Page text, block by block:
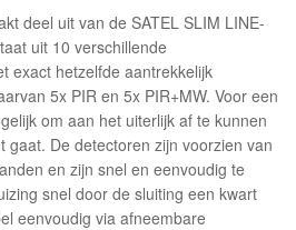
deel uit van de SATEL SLIM LINE-
uit 10 verschillende
exact hetzelfde aantrekkelijk
5x PIR en 5x PIR+MW. Voor een
om aan het uiterlijk af te kunnen
gaat. De detectoren zijn voorzien van
en zijn snel en eenvoudig te
snel door de sluiting een kwart
eenvoudig via afneembare